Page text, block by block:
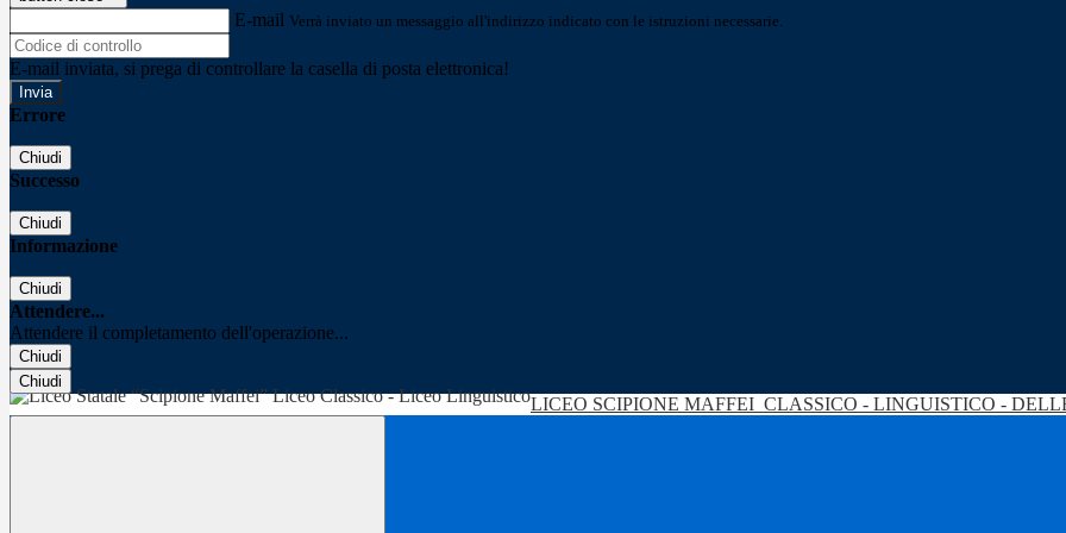
E-mail Verrà inviato un messaggio all'indirizzo indicato con le istruzioni necessarie.
E-mail inviata, si prega di controllare la casella di posta elettronica!
Errore
Chiudi
Successo
Chiudi
Informazione
Chiudi
Attendere...
Attendere il completamento dell'operazione...
Chiudi
Chiudi
LICEO SCIPIONE MAFFEI CLASSICO - LINGUISTICO -